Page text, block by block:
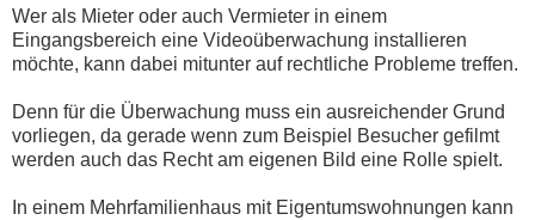
Wer als Mieter oder auch Vermieter in einem
Eingangsbereich eine Videoüberwachung installieren
möchte, kann dabei mitunter auf rechtliche Probleme treffen.
Denn für die Überwachung muss ein ausreichender Grund
vorliegen, da gerade wenn zum Beispiel Besucher gefilmt
werden auch das Recht am eigenen Bild eine Rolle spielt.
In einem Mehrfamilienhaus mit Eigentumswohnungen kann